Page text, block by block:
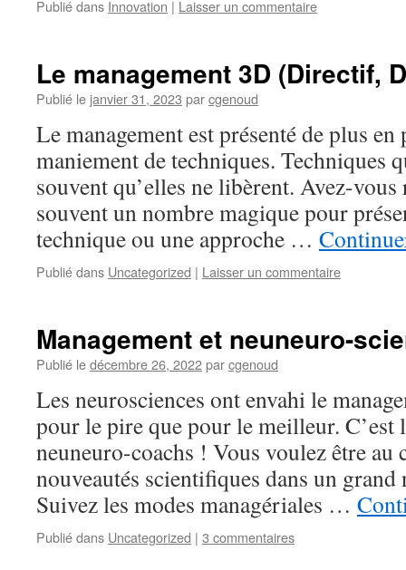
Publié dans Innovation | Laisser un commentaire
Le management 3D (Directif,
Publié le janvier 31, 2023 parcgenoud
Le management est présenté de plus
maniement de techniques. Techniques
souvent qu’elles ne libèrent. Avez-
souvent un nombre magique pour
technique ou une approche …
Publié dans Uncategorized | Laisser un commentaire
Management et neuneuro-
Publié ledécembre 26, 2022parcgenoud
Les neurosciences ont envahi le
pour le pire que pour le meilleur. C’est
neuneuro-coachs ! Vous voulez être au
nouveautés scientifiques dans un
Suivez les modes managériales …
Publié dans Uncategorized | 3 commentaires